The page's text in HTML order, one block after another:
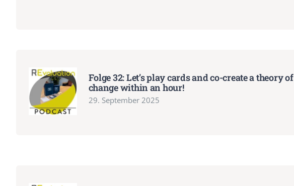
Folge 32: Let’s play cards and co-create a theory of
change within an hour!
29. September 2025